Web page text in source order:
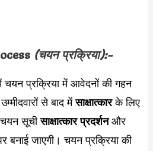
(चयन प्रक्रिया):-
चयन प्रक्रिया में आवेदनों की गहन
से बाद मेंसाक्षात्कारके लिए
चयन सूचीसाक्षात्कार प्रदर्शनऔर
जाएगी। चयन प्रक्रिया की